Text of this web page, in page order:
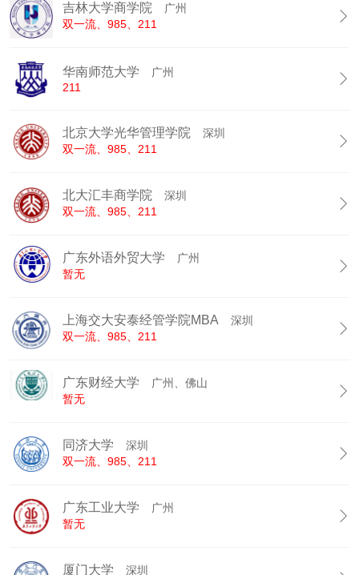
吉林大学商学院
广州
双一流、985、211

华南师范大学
广州
211

北京大学光华管理学院
深圳
双一流、985、211

北大汇丰商学院
深圳
双一流、985、211

广东外语外贸大学
广州
暂无

上海交大安泰经管学院MBA
深圳
双一流、985、211

广东财经大学
广州、佛山
暂无

同济大学
深圳
双一流、985、211

广东工业大学
广州
暂无

厦门大学
深圳